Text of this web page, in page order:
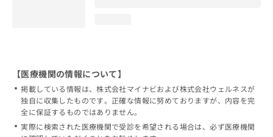
【医療機関の情報について】
掲載している情報は、株式会社マイナビおよび株式会社ウェルネスが
独自に収集したものです。正確な情報に努めておりますが、内容を完
全に保証するものではありません。
実際に検索された医療機関で受診を希望される場合は、必ず医療機関